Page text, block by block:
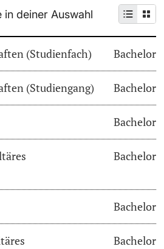
& Alumni
& Schnuppern
deiner Auswahl
(Studienfach) Bachelor
(Studiengang) Bachelor
Bachelor
Bachelor
Bachelor
Bachelor